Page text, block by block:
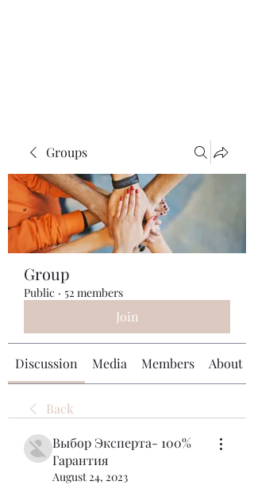
Groups
Group
Public · 52 members
Join
Discussion Media Members About
Back
Выбор Эксперта- 100%
Гарантия
August 24, 2023